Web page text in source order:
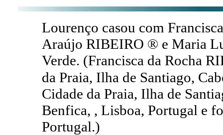
Lourenço casou com
Araújo RIBEIRO ® e Maria
Verde. (Francisca da Rocha
da Praia, Ilha de Santiago,
Cidade da Praia, Ilha de
Benfica, , Lisboa, Portugal e
Portugal.)